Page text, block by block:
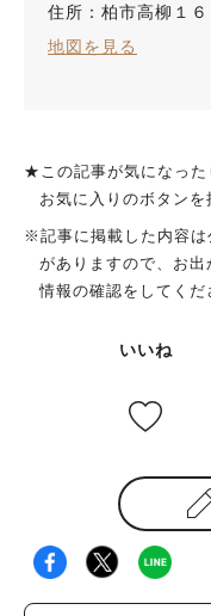
住所：柏市高柳１６
地図を見る
★この記事が気になった
お気に入りのボタンを
※記事に掲載した内容は
がありますので、お
情報の確認をしてくだ
いいね